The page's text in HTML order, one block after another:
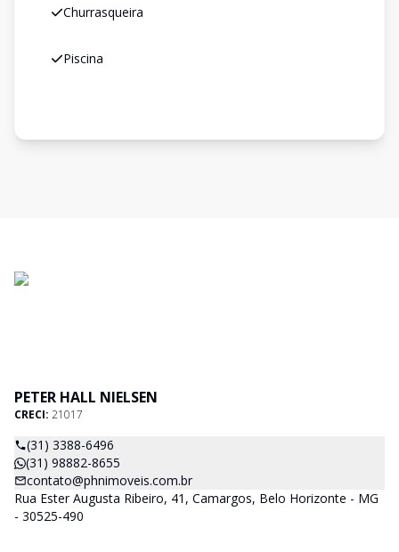
Churrasqueira
Piscina
PETER HALL NIELSEN
CRECI: 21017
(31) 3388-6496
(31) 98882-8655
contato@phnimoveis.com.br
Rua Ester Augusta Ribeiro, 41, Camargos, Belo Horizonte - MG
- 30525-490